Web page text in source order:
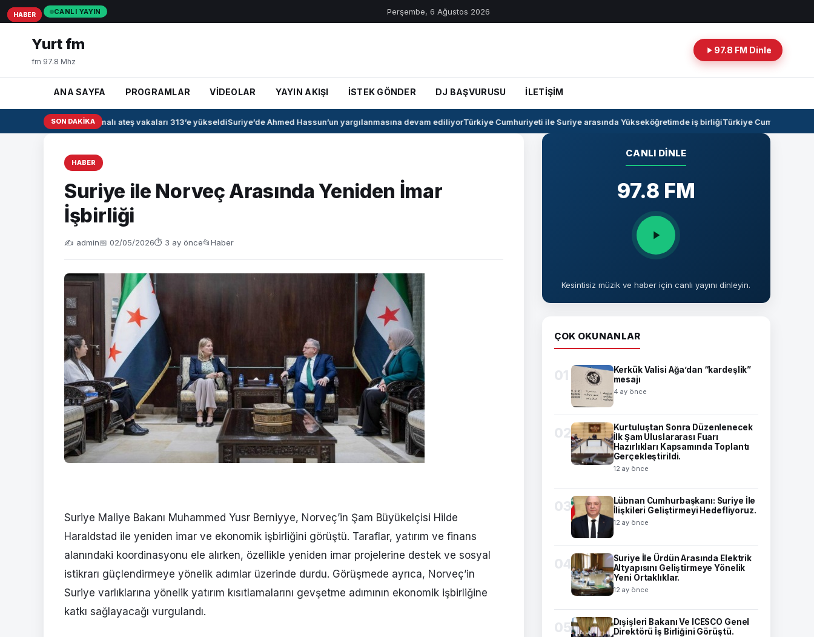
CANLI YAYIN Perşembe, 6 Ağustos 2026
Yurt fm
fm 97.8 Mhz
97.8 FM Dinle
ANA SAYFA PROGRAMLAR VİDEOLAR YAYIN AKIŞI İSTEK GÖNDER DJ BAŞVURUSU İLETİŞİM
SON DAKIKA
Irak’ta kanamalı ateş vakaları 313’e yükseldiSuriye’de Ahmed Hassun’un yargılanmasına devam ediliyorTürkiye Cumhuriyeti ile Suriye arasında Yükseköğretimde iş birliğiTürkiye Cumhuriyeti -
HABER
Suriye ile Norveç Arasında Yeniden İmar
İşbirliği
✍️ admin📅 02/05/2026⏱ 3 ay önce📂Haber
Suriye Maliye Bakanı Muhammed Yusr Berniyye, Norveç’in Şam Büyükelçisi Hilde
Haraldstad ile yeniden imar ve ekonomik işbirliğini görüştü. Taraflar, yatırım ve finans
alanındaki koordinasyonu ele alırken, özellikle yeniden imar projelerine destek ve sosyal
istikrarı güçlendirmeye yönelik adımlar üzerinde durdu. Görüşmede ayrıca, Norveç’in
Suriye varlıklarına yönelik yatırım kısıtlamalarını gevşetme adımının ekonomik işbirliğine
katkı sağlayacağı vurgulandı.
HABER
HABER
HABER
CANLI DINLE
97.8 FM
Kesintisiz müzik ve haber için canlı yayını dinleyin.
ÇOK OKUNANLAR
01
Kerkük Valisi Ağa’dan “kardeşlik”
mesajı
4 ay önce
02
Kurtuluştan Sonra Düzenlenecek
İlk Şam Uluslararası Fuarı
Hazırlıkları Kapsamında Toplantı
Gerçekleştirildi.
12 ay önce
03
Lübnan Cumhurbaşkanı: Suriye İle
İlişkileri Geliştirmeyi Hedefliyoruz.
12 ay önce
04
Suriye İle Ürdün Arasında Elektrik
Altyapısını Geliştirmeye Yönelik
Yeni Ortaklıklar.
12 ay önce
05
Dışişleri Bakanı Ve ICESCO Genel
Direktörü İş Birliğini Görüştü.